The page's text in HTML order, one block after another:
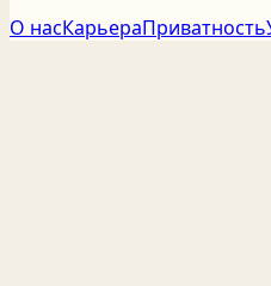
О насКарьераПриватность